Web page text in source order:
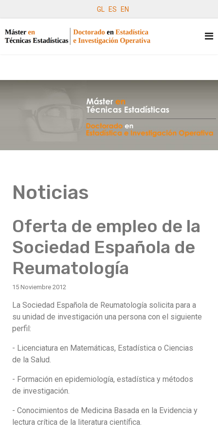
GL ES EN
Noticias
Oferta de empleo de la
Sociedad Española de
Reumatología
15 Noviembre 2012
La Sociedad Española de Reumatología solicita para a
su unidad de investigación una persona con el siguiente
perfil:
- Licenciatura en Matemáticas, Estadística o Ciencias
de la Salud.
- Formación en epidemiología, estadística y métodos
de investigación.
- Conocimientos de Medicina Basada en la Evidencia y
lectura crítica de la literatura científica.